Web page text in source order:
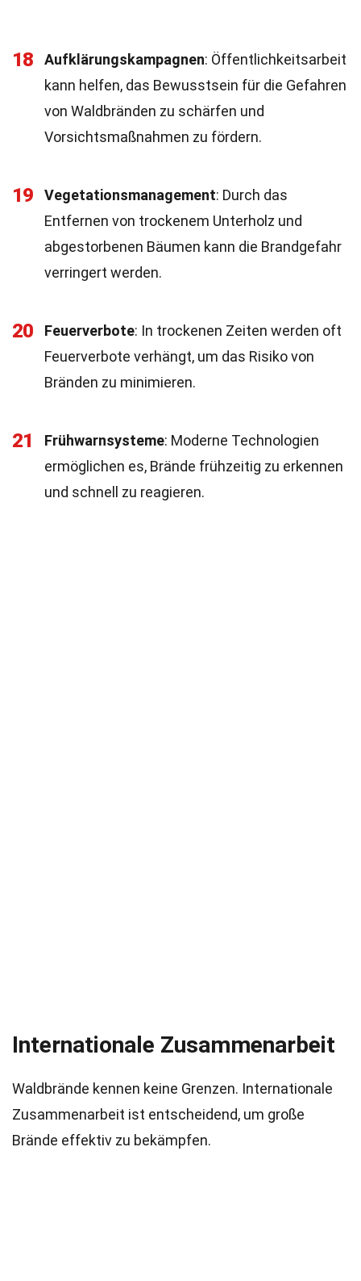
18 Aufklärungskampagnen: Öffentlichkeitsarbeit
kann helfen, das Bewusstsein für die Gefahren
von Waldbränden zu schärfen und
Vorsichtsmaßnahmen zu fördern.
19 Vegetationsmanagement: Durch das
Entfernen von trockenem Unterholz und
abgestorbenen Bäumen kann die Brandgefahr
verringert werden.
20 Feuerverbote: In trockenen Zeiten werden oft
Feuerverbote verhängt, um das Risiko von
Bränden zu minimieren.
21 Frühwarnsysteme: Moderne Technologien
ermöglichen es, Brände frühzeitig zu erkennen
und schnell zu reagieren.
Internationale Zusammenarbeit
Waldbrände kennen keine Grenzen. Internationale
Zusammenarbeit ist entscheidend, um große
Brände effektiv zu bekämpfen.